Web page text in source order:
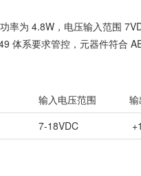
率为 4.8W，电压输入范围
体系要求管控，元器件符合
输入电压范围
7-18VDC